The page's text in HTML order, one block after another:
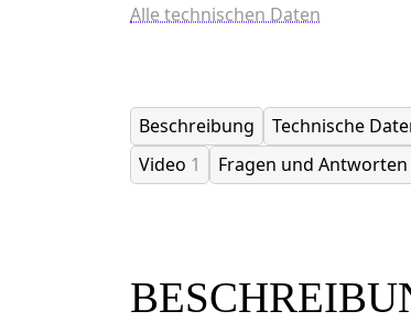
Alle technischen Daten
Beschreibung Technische
Video 1 Fragen und Antworten